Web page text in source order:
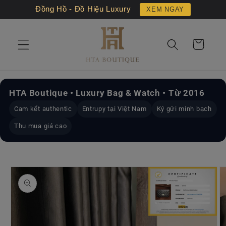
Đồng Hồ - Đồ Hiệu Luxury XEM NGAY
đến nội
Giỏ
hàng
HTA Boutique • Luxury Bag & Watch • Từ 2016
Cam kết authentic Entrupy tại Việt Nam Ký gửi minh bạch
Thu mua giá cao
đến
thông
tin sản